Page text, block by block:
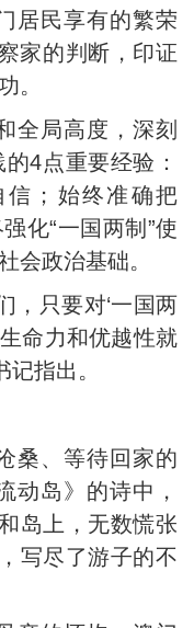
居民享有的繁荣
家的判断，印证
。
全局高度，深刻
4点重要经验：
信；始终准确把
化“一国两制”使
会政治基础。
，只要对‘一国两
生命力和优越性就
指出。
桑、等待回家的
动岛》的诗中，
岛上，无数慌张
写尽了游子的不